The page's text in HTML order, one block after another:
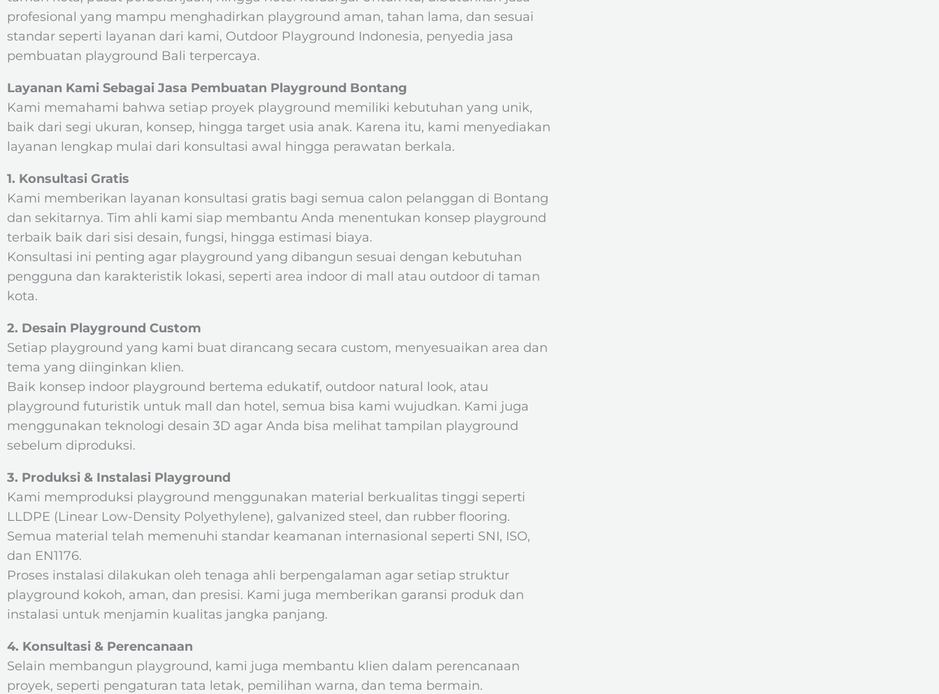
profesional yang mampu menghadirkan playground aman, tahan lama, dan sesuai
standar seperti layanan dari kami, Outdoor Playground Indonesia, penyedia jasa
pembuatan playground Bali terpercaya.
Layanan Kami Sebagai Jasa Pembuatan Playground Bontang
Kami memahami bahwa setiap proyek playground memiliki kebutuhan yang unik,
baik dari segi ukuran, konsep, hingga target usia anak. Karena itu, kami menyediakan
layanan lengkap mulai dari konsultasi awal hingga perawatan berkala.
1. Konsultasi Gratis
Kami memberikan layanan konsultasi gratis bagi semua calon pelanggan di Bontang
dan sekitarnya. Tim ahli kami siap membantu Anda menentukan konsep playground
terbaik baik dari sisi desain, fungsi, hingga estimasi biaya.
Konsultasi ini penting agar playground yang dibangun sesuai dengan kebutuhan
pengguna dan karakteristik lokasi, seperti area indoor di mall atau outdoor di taman
kota.
2. Desain Playground Custom
Setiap playground yang kami buat dirancang secara custom, menyesuaikan area dan
tema yang diinginkan klien.
Baik konsep indoor playground bertema edukatif, outdoor natural look, atau
playground futuristik untuk mall dan hotel, semua bisa kami wujudkan. Kami juga
menggunakan teknologi desain 3D agar Anda bisa melihat tampilan playground
sebelum diproduksi.
3. Produksi & Instalasi Playground
Kami memproduksi playground menggunakan material berkualitas tinggi seperti
LLDPE (Linear Low-Density Polyethylene), galvanized steel, dan rubber flooring.
Semua material telah memenuhi standar keamanan internasional seperti SNI, ISO,
dan EN1176.
Proses instalasi dilakukan oleh tenaga ahli berpengalaman agar setiap struktur
playground kokoh, aman, dan presisi. Kami juga memberikan garansi produk dan
instalasi untuk menjamin kualitas jangka panjang.
4. Konsultasi & Perencanaan
Selain membangun playground, kami juga membantu klien dalam perencanaan
proyek, seperti pengaturan tata letak, pemilihan warna, dan tema bermain.